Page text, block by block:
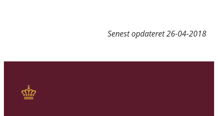
Senest opdateret26-04-2018